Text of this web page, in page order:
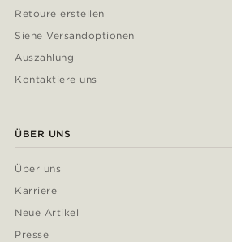
Retoure erstellen
Siehe Versandoptionen
Auszahlung
Kontaktiere uns
ÜBER UNS
Über uns
Karriere
Neue Artikel
Presse